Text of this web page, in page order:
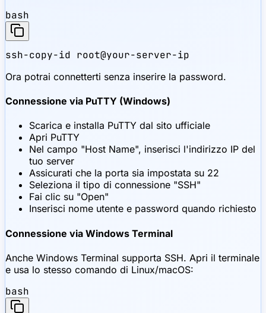
bash
ssh-copy-id root@your-server-ip
Ora potrai connetterti senza inserire la password.
Connessione via PuTTY (Windows)
Scarica e installa PuTTY dal sito ufficiale
Apri PuTTY
Nel campo "Host Name", inserisci l'indirizzo IP del
tuo server
Assicurati che la porta sia impostata su 22
Seleziona il tipo di connessione "SSH"
Fai clic su "Open"
Inserisci nome utente e password quando richiesto
Connessione via Windows Terminal
Anche Windows Terminal supporta SSH. Apri il terminale
e usa lo stesso comando di Linux/macOS:
bash